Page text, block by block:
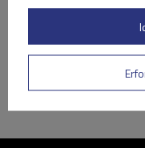
Große Menge